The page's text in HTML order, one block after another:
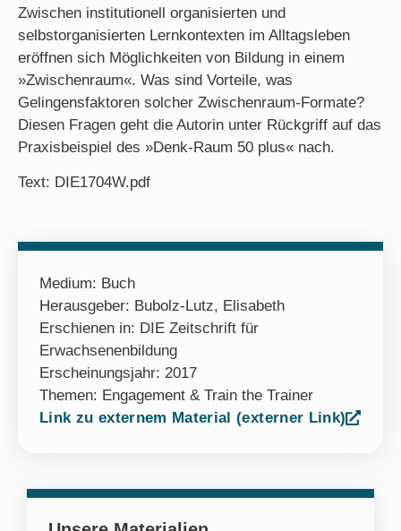
Zwischen institutionell organisierten und
selbstorganisierten Lernkontexten im Alltagsleben
eröffnen sich Möglichkeiten von Bildung in einem
»Zwischenraum«. Was sind Vorteile, was
Gelingensfaktoren solcher Zwischenraum-Formate?
Diesen Fragen geht die Autorin unter Rückgriff auf das
Praxisbeispiel des »Denk-Raum 50 plus« nach.
Text: DIE1704W.pdf
Medium: Buch
Herausgeber: Bubolz-Lutz, Elisabeth
Erschienen in: DIE Zeitschrift für
Erwachsenenbildung
Erscheinungsjahr: 2017
Themen: Engagement & Train the Trainer
Link zu externem Material (externer Link)